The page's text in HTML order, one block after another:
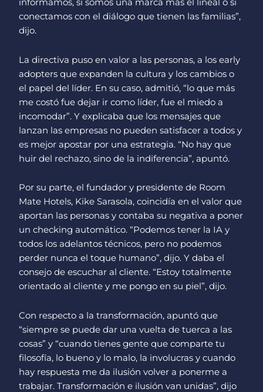
informamos, si somos una marca más el lineal o si
conectamos con el diálogo que tienen las familias”,
dijo.
La directiva puso en valor a las personas, a los early
adopters que expanden la cultura y los cambios o
el papel del líder. En su caso, admitió, “lo que más
me costó fue dejar ir como líder, fue el miedo a
incomodar”. Y explicaba que los mensajes que
lanzan las empresas no pueden satisfacer a todos y
es mejor apostar por una estrategia. “No hay que
huir del rechazo, sino de la indiferencia”, apuntó.
Por su parte, el fundador y presidente de Room
Mate Hotels, Kike Sarasola, coincidía en el valor que
aportan las personas y contaba su negativa a poner
un checking automático. “Podemos tener la IA y
todos los adelantos técnicos, pero no podemos
perder nunca el toque humano”, dijo. Y daba el
consejo de escuchar al cliente. “Estoy totalmente
orientado al cliente y me pongo en su piel”, dijo.
Con respecto a la transformación, apuntó que
“siempre se puede dar una vuelta de tuerca a las
cosas” y “cuando tienes gente que comparte tu
filosofía, lo bueno y lo malo, la involucras y cuando
hay respuesta me da ilusión volver a ponerme a
trabajar. Transformación e ilusión van unidas”, dijo